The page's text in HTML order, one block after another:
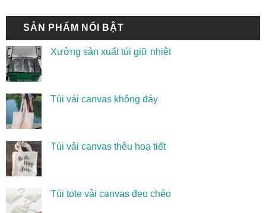
SẢN PHẨM NỔI BẬT
Xưởng sản xuất túi giữ nhiệt
Túi vải canvas không đáy
Túi vải canvas thêu hoạ tiết
Túi tote vải canvas đeo chéo